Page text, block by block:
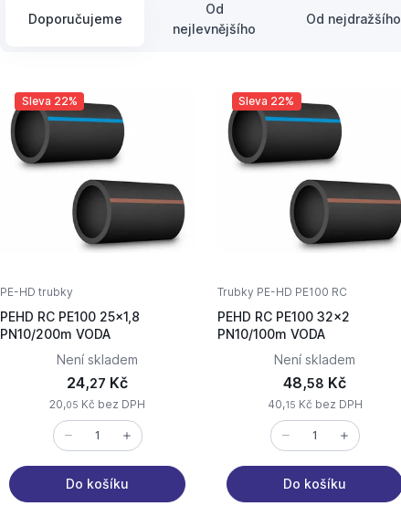
Doporučujeme
Od
nejlevnějšího
Od nejdražšího
Sleva 22%
PE-HD trubky
PEHD RC PE100 25x1,8
PN10/200m VODA
Není skladem
24,27 Kč
20,05 Kč bez DPH
Do košíku
Sleva 22%
Trubky PE-HD PE100 RC
PEHD RC PE100 32x2
PN10/100m VODA
Není skladem
48,58 Kč
40,15 Kč bez DPH
Do košíku